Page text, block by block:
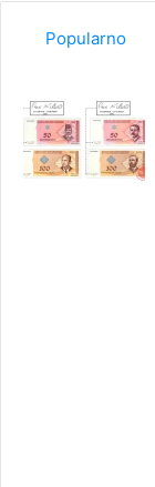
Popularno